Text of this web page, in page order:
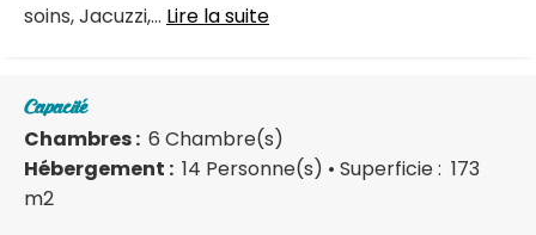
soins, Jacuzzi,... Lire la suite
Capacité
Chambres : 6 Chambre(s)
Hébergement : 14 Personne(s) • Superficie : 173
m2